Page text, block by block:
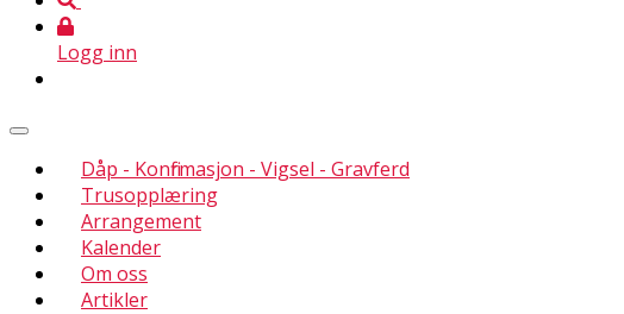
Logg inn
Dåp - Konfirmasjon - Vigsel - Gravferd
Trusopplæring
Arrangement
Kalender
Om oss
Artikler